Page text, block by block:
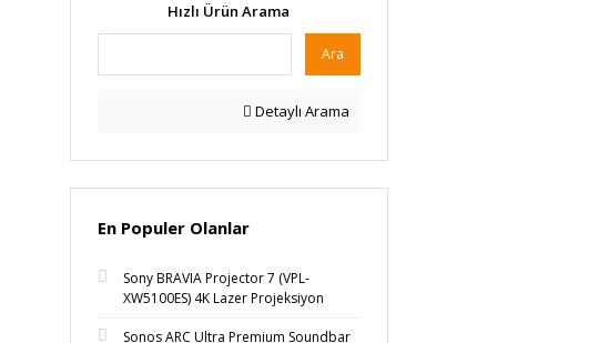
Hızlı Ürün Arama
Ara
Detaylı Arama
En Populer Olanlar
Sony BRAVIA Projector 7 (VPL-
XW5100ES) 4K Lazer Projeksiyon
Sonos ARC Ultra Premium Soundbar